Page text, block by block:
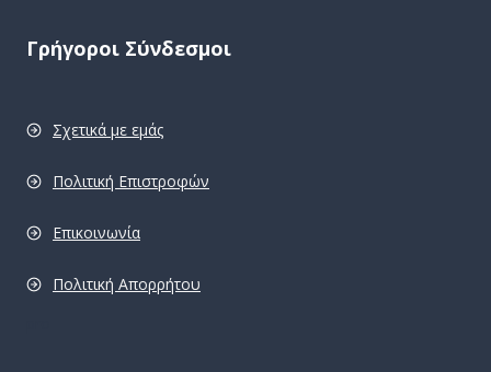
Γρήγοροι Σύνδεσμοι
Σχετικά με εμάς
Πολιτική Επιστροφών
Επικοινωνία
Πολιτική Απορρήτου